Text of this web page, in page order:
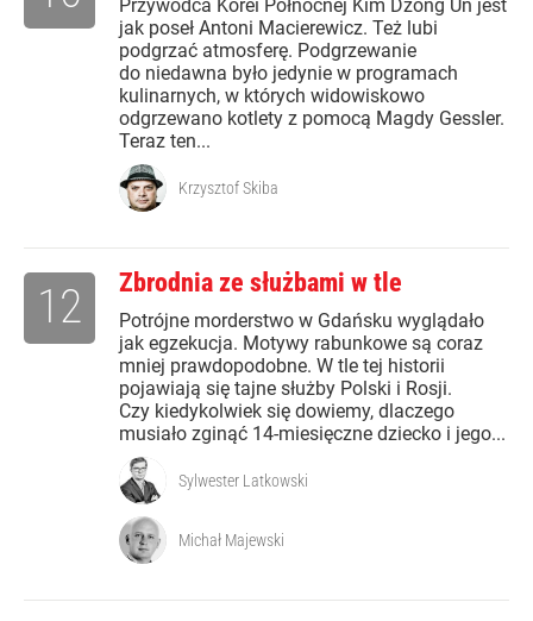
Przywódca Korei Północnej Kim Dzong Un jest
jak poseł Antoni Macierewicz. Też lubi
podgrzać atmosferę. Podgrzewanie
do niedawna było jedynie w programach
kulinarnych, w których widowiskowo
odgrzewano kotlety z pomocą Magdy Gessler.
Teraz ten...
Krzysztof Skiba
Zbrodnia ze służbami w tle
Potrójne morderstwo w Gdańsku wyglądało
jak egzekucja. Motywy rabunkowe są coraz
mniej prawdopodobne. W tle tej historii
pojawiają się tajne służby Polski i Rosji.
Czy kiedykolwiek się dowiemy, dlaczego
musiało zginąć 14-miesięczne dziecko i jego...
12
Sylwester Latkowski
Michał Majewski